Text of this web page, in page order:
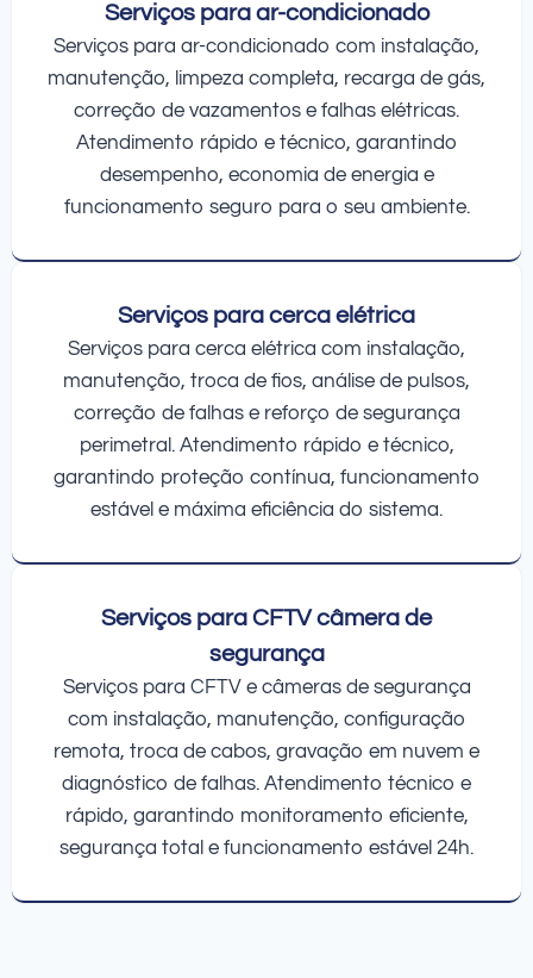
Serviços para ar-condicionado
Serviços para ar-condicionado com instalação,
manutenção, limpeza completa, recarga de gás,
correção de vazamentos e falhas elétricas.
Atendimento rápido e técnico, garantindo
desempenho, economia de energia e
funcionamento seguro para o seu ambiente.
Serviços para cerca elétrica
Serviços para cerca elétrica com instalação,
manutenção, troca de fios, análise de pulsos,
correção de falhas e reforço de segurança
perimetral. Atendimento rápido e técnico,
garantindo proteção contínua, funcionamento
estável e máxima eficiência do sistema.
Serviços para CFTV câmera de
segurança
Serviços para CFTV e câmeras de segurança
com instalação, manutenção, configuração
remota, troca de cabos, gravação em nuvem e
diagnóstico de falhas. Atendimento técnico e
rápido, garantindo monitoramento eficiente,
segurança total e funcionamento estável 24h.